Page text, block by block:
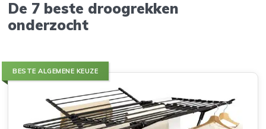
De 7 beste droogrekken
onderzocht
BESTE ALGEMENE KEUZE